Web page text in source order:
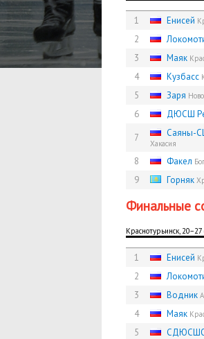
1 Енисей
2
3
Маяк
4
Кузбасс
5
Заря
6
ДЮСШ
7
Саяны-
Хакасия
8
Факел
9
Горняк
Финальные
Краснотурьинск,
1 Енисей
2
3
Водник
4
Маяк
5